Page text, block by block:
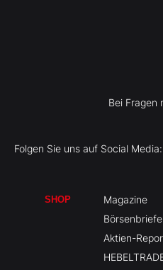
Bei Fragen
Folgen Sie uns auf Social Media:
SHOP
Magazine
Börsenbriefe
Aktien-